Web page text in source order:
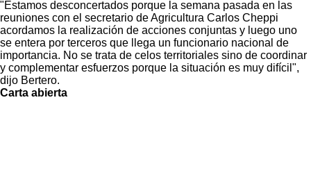
"Estamos desconcertados porque la semana pasada en las
reuniones con el secretario de Agricultura Carlos Cheppi
acordamos la realización de acciones conjuntas y luego uno
se entera por terceros que llega un funcionario nacional de
importancia. No se trata de celos territoriales sino de coordinar
y complementar esfuerzos porque la situación es muy difícil",
dijo Bertero.
Carta abierta